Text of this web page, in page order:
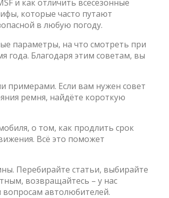
и как отличить всесезонные
которые часто путают
в любую погоду.
параметры, на что смотреть при
года. Благодаря этим советам, вы
примерами. Если вам нужен совет
ремня, найдёте короткую
о том, как продлить срок
Всё это поможет
Перебирайте статьи, выбирайте
возвращайтесь – у нас
автолюбителей.